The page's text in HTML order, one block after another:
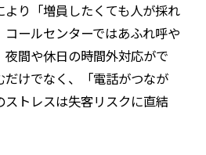
り「増員したくても人が採れ
ールセンターではあふれ呼や
間や休日の時間外対応がで
だけでなく、「電話がつなが
ストレスは失客リスクに直結